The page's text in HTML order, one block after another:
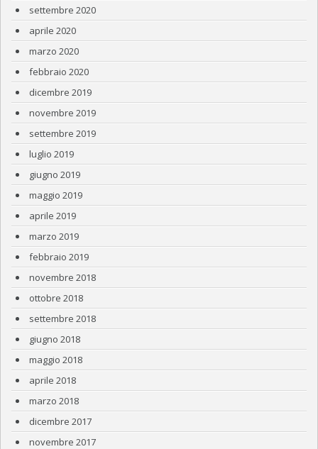
settembre 2020
aprile 2020
marzo 2020
febbraio 2020
dicembre 2019
novembre 2019
settembre 2019
luglio 2019
giugno 2019
maggio 2019
aprile 2019
marzo 2019
febbraio 2019
novembre 2018
ottobre 2018
settembre 2018
giugno 2018
maggio 2018
aprile 2018
marzo 2018
dicembre 2017
novembre 2017